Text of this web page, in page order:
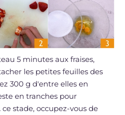
5 minutes aux fraises,
les petites feuilles des
300 g d'entre elles en
en tranches pour
stade, occupez-vous de